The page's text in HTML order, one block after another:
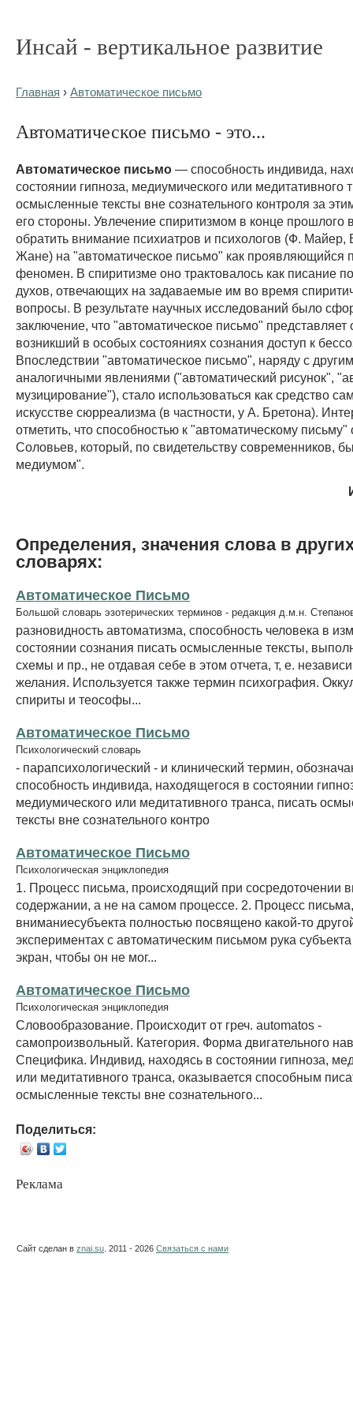
Инсай - вертикальное развитие
Главная › Автоматическое письмо
Автоматическое письмо - это...
Автоматическое письмо — способность индивида,
состоянии гипноза, медиумического или медитативного
осмысленные тексты вне сознательного контроля за
его стороны. Увлечение спиритизмом в конце прошлого
обратить внимание психиатров и психологов (Ф.
Жане) на "автоматическое письмо" как проявляющийся
феномен. В спиритизме оно трактовалось как писание
духов, отвечающих на задаваемые им во время
вопросы. В результате научных исследований было
заключение, что "автоматическое письмо" представляет
возникший в особых состояниях сознания доступ к
Впоследствии "автоматическое письмо", наряду с
аналогичными явлениями ("автоматический рисунок",
музицирование"), стало использоваться как средство
искусстве сюрреализма (в частности, у А. Бретона).
отметить, что способностью к "автоматическому
Соловьев, который, по свидетельству современников,
медиумом".
Определения, значения слова в
словарях:
Автоматическое Письмо
Большой словарь эзотерических терминов - редакция д.м.н.
разновидность автоматизма, способность человека в
состоянии сознания писать осмысленные тексты,
схемы и пр., не отдавая себе в этом отчета, т, е.
желания. Используется также термин психография.
спириты и теософы...
Автоматическое Письмо
Психологический словарь
- парапсихологический - и клинический термин,
способность индивида, находящегося в состоянии
медиумического или медитативного транса, писать
тексты вне сознательного контро
Автоматическое Письмо
Психологическая энциклопедия
1. Процесс письма, происходящий при сосредоточении
содержании, а не на самом процессе. 2. Процесс письма,
вниманиесубъекта полностью посвящено какой-то
экспериментах с автоматическим письмом рука субъекта
экран, чтобы он не мог...
Автоматическое Письмо
Психологическая энциклопедия
Словообразование. Происходит от греч. autоmatоs -
самопроизвольный. Категория. Форма двигательного
Специфика. Индивид, находясь в состоянии гипноза,
или медитативного транса, оказывается способным
осмысленные тексты вне сознательного...
Поделиться:
Реклама
Сайт сделан в znai.su . 2011 - 2026 Связаться с нами